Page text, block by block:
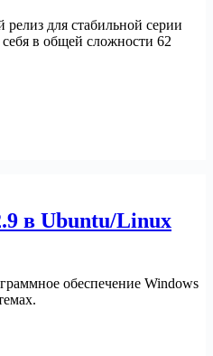
для стабильной серии
в общей сложности 62
в Ubuntu/Linux
обеспечение Windows